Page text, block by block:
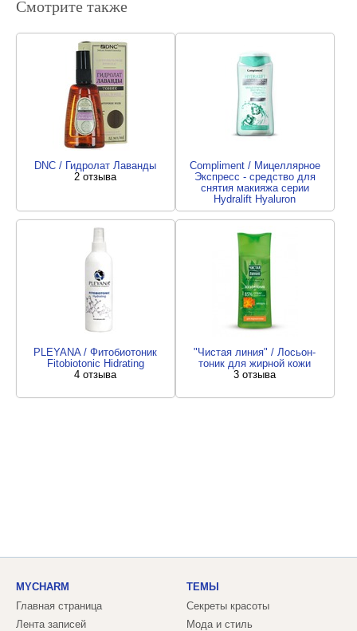
Смотрите также
DNC / Гидролат Лаванды
2 отзыва
Compliment / Мицеллярное
Экспресс - средство для
снятия макияжа серии
Hydralift Hyaluron
3 отзыва
PLEYANA / Фитобиотоник
Fitobiotonic Hidrating
4 отзыва
"Чистая линия" / Лосьон-
тоник для жирной кожи
3 отзыва
MYCHARM
Главная страница
Лента записей
ТЕМЫ
Секреты красоты
Мода и стиль